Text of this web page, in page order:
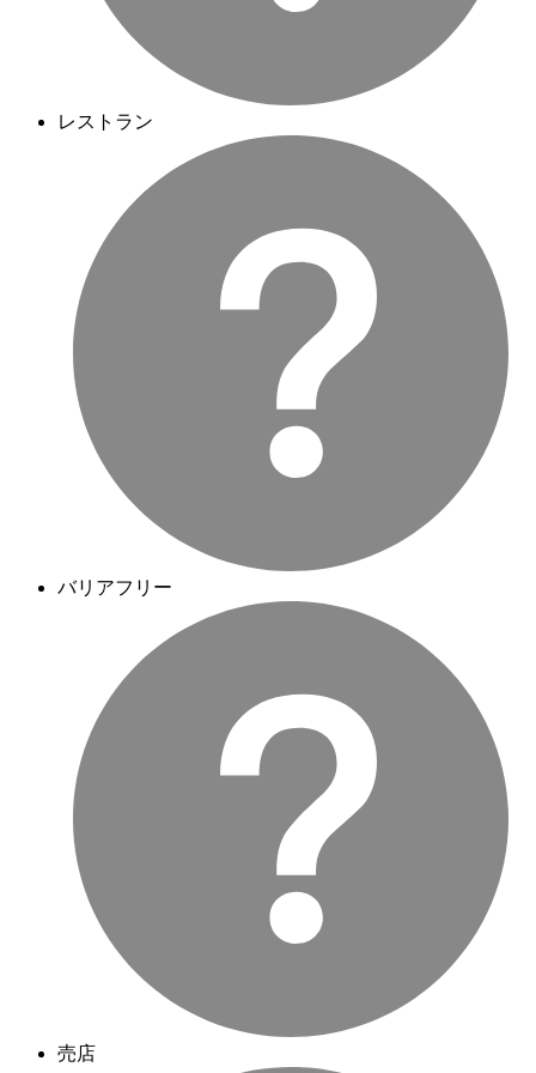
レストラン
バリアフリー
売店